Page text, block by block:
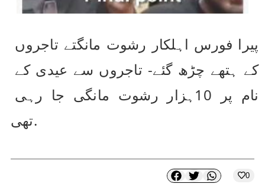
تھی.
0